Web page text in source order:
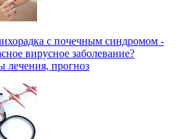
с почечным синдромом -
вирусное заболевание?
прогноз